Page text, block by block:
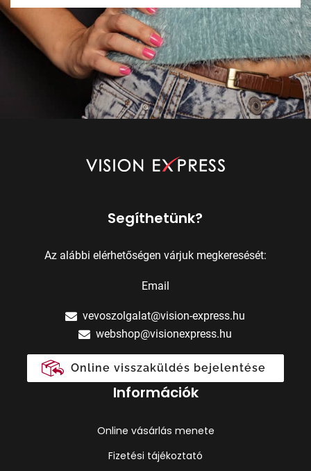
Segíthetünk?
Az alábbi elérhetőségen várjuk megkeresését:
Email
vevoszolgalat@vision-express.hu
webshop@visionexpress.hu
Online visszaküldés bejelentése
Információk
Online vásárlás menete
Fizetési tájékoztató